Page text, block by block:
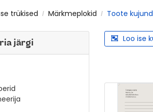
trükised Märkmeplokid Toote
järgi Loo ise